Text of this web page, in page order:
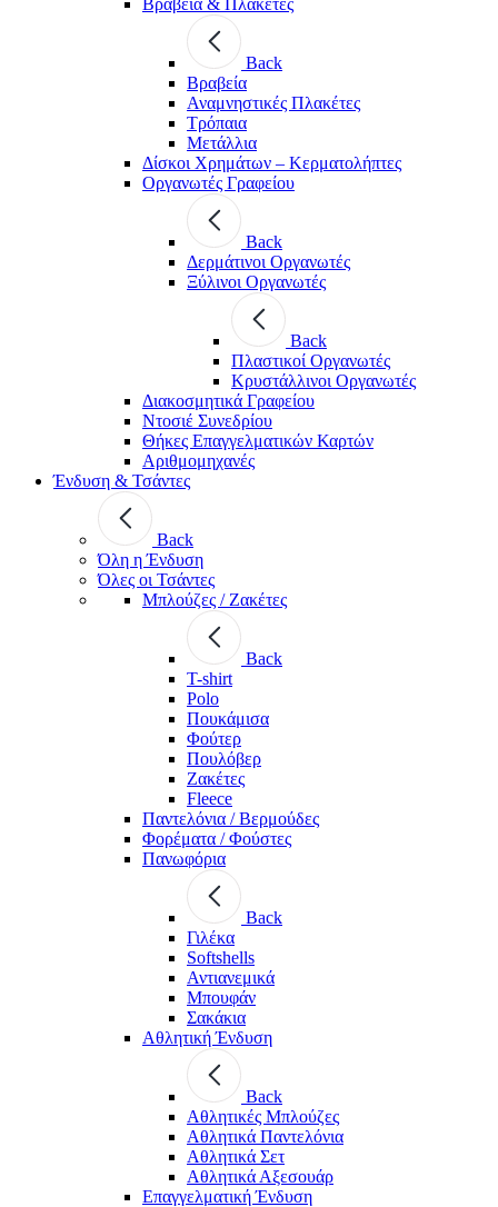
Back
Βραβεία
Αναμνηστικές Πλακέτες
Τρόπαια
Μετάλλια
Δίσκοι Χρημάτων – Κερματολήπτες
Οργανωτές Γραφείου
Back
Δερμάτινοι Οργανωτές
Ξύλινοι Οργανωτές
Back
Πλαστικοί Οργανωτές
Κρυστάλλινοι Οργανωτές
Διακοσμητικά Γραφείου
Ντοσιέ Συνεδρίου
Θήκες Επαγγελματικών Καρτών
Αριθμομηχανές
Ένδυση & Τσάντες
Back
Όλη η Ένδυση
Όλες οι Τσάντες
Μπλούζες / Ζακέτες
Back
T-shirt
Polo
Πουκάμισα
Φούτερ
Πουλόβερ
Ζακέτες
Fleece
Παντελόνια / Βερμούδες
Φορέματα / Φούστες
Πανωφόρια
Back
Γιλέκα
Softshells
Αντιανεμικά
Μπουφάν
Σακάκια
Αθλητική Ένδυση
Back
Aθλητικές Μπλούζες
Αθλητικά Παντελόνια
Αθλητικά Σετ
Αθλητικά Αξεσουάρ
Επαγγελματική Ένδυση